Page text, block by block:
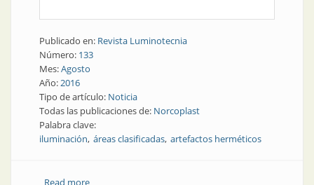
Publicado en: Revista Luminotecnia
Número: 133
Mes:Agosto
Año:2016
Tipo de artículo: Noticia
Todas las publicaciones de: Norcoplast
Palabra clave:
iluminación áreas clasificadas artefactos herméticos
Read moreabout Noticia | La nueva dirección de los artefactos